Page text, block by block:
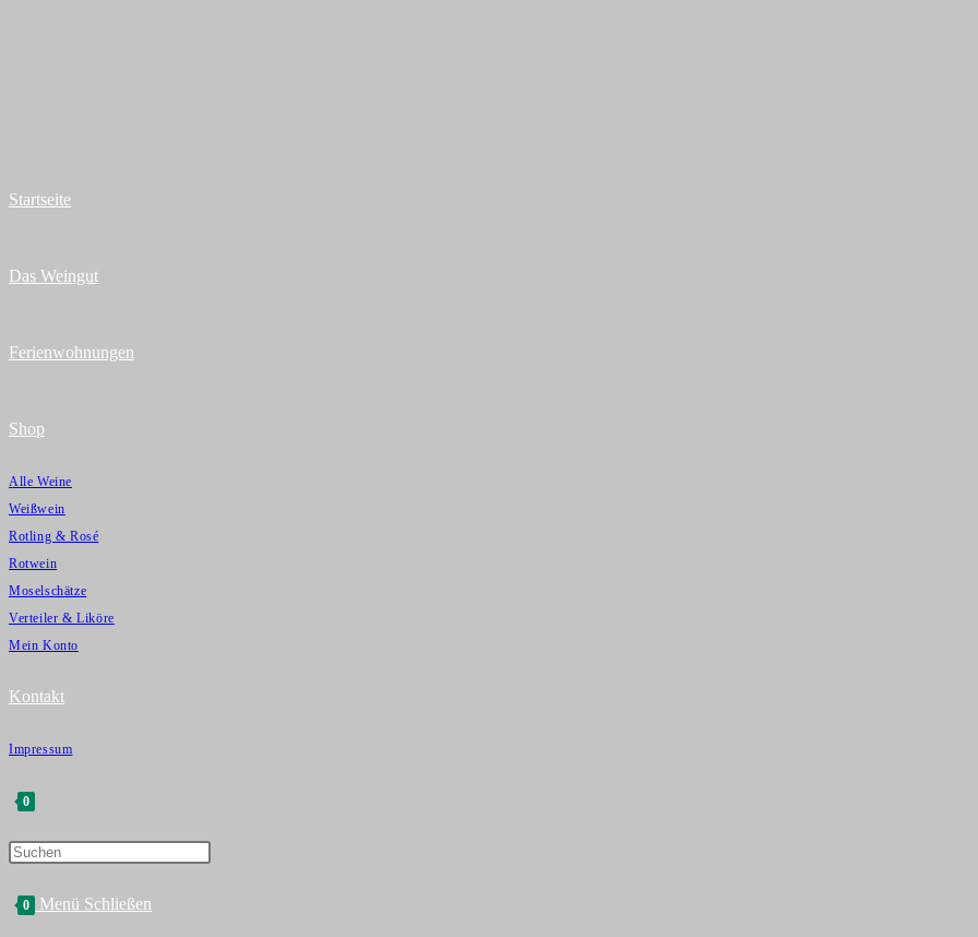
Startseite
Das Weingut
Ferienwohnungen
Shop
Alle Weine
Weißwein
Rotling & Rosé
Rotwein
Moselschätze
Verteiler & Liköre
Mein Konto
Kontakt
Impressum
0
0 Menü Schließen